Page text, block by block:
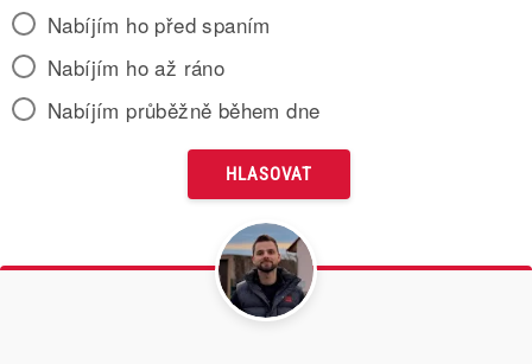
Nabíjím ho před spaním
Nabíjím ho až ráno
Nabíjím průběžně během dne